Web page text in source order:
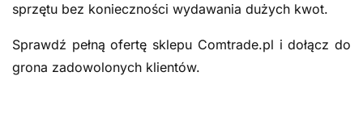
sprzętu bez konieczności wydawania dużych kwot.
Sprawdź pełną ofertę sklepu Comtrade.pl i dołącz do
grona zadowolonych klientów.